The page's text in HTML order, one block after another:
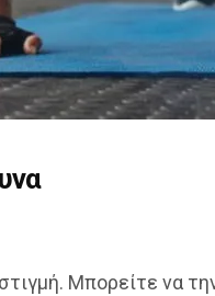
Μπορείτε να